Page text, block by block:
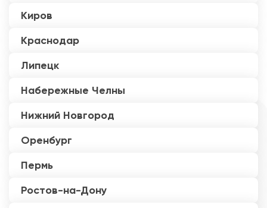
Киров
Краснодар
Липецк
Набережные Челны
Нижний Новгород
Оренбург
Пермь
Ростов-на-Дону